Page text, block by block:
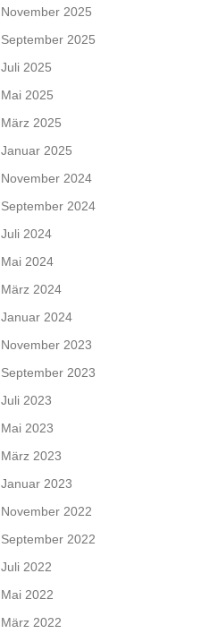
November 2025
September 2025
Juli 2025
Mai 2025
März 2025
Januar 2025
November 2024
September 2024
Juli 2024
Mai 2024
März 2024
Januar 2024
November 2023
September 2023
Juli 2023
Mai 2023
März 2023
Januar 2023
November 2022
September 2022
Juli 2022
Mai 2022
März 2022